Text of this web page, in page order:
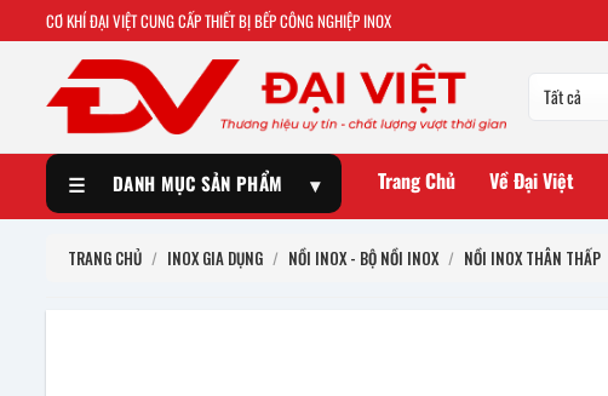
CƠ KHÍ ĐẠI VIỆT CUNG CẤP THIẾT BỊ BẾP CÔNG NGHIỆP INOX
☰ DANH MỤC SẢN PHẨM ▾ Trang Chủ Về Đại Việt
TRANG CHỦ / INOX GIA DỤNG / NỒI INOX - BỘ NỒI INOX / NỒI INOX THÂN THẤP